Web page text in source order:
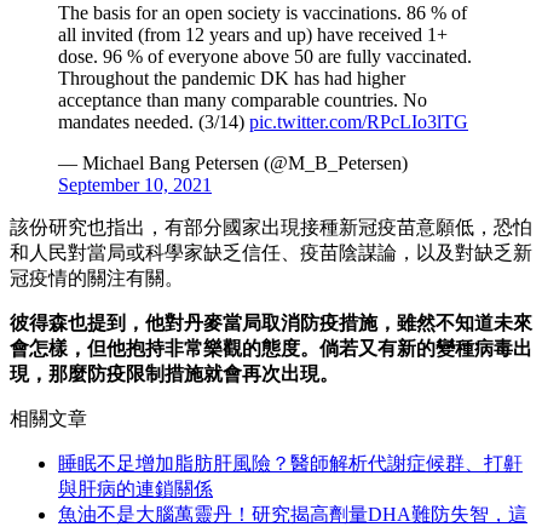
The basis for an open society is vaccinations. 86 % of
all invited (from 12 years and up) have received 1+
dose. 96 % of everyone above 50 are fully vaccinated.
Throughout the pandemic DK has had higher
acceptance than many comparable countries. No
mandates needed. (3/14) pic.twitter.com/RPcLIo3lTG
— Michael Bang Petersen (@M_B_Petersen)
September 10, 2021
該份研究也指出，有部分國家出現接種新冠疫苗意願低，恐怕
和人民對當局或科學家缺乏信任、疫苗陰謀論，以及對缺乏新
冠疫情的關注有關。
彼得森也提到，他對丹麥當局取消防疫措施，雖然不知道未來
會怎樣，但他抱持非常樂觀的態度。倘若又有新的變種病毒出
現，那麼防疫限制措施就會再次出現。
相關文章
睡眠不足增加脂肪肝風險？醫師解析代謝症候群、打鼾
與肝病的連鎖關係
魚油不是大腦萬靈丹！研究揭高劑量DHA難防失智，這